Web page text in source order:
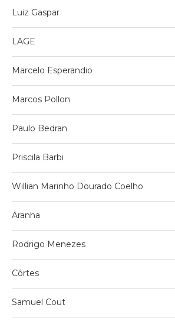
Luiz Gaspar
LAGE
Marcelo Esperandio
Marcos Pollon
Paulo Bedran
Priscila Barbi
Willian Marinho Dourado Coelho
Aranha
Rodrigo Menezes
Côrtes
Samuel Cout